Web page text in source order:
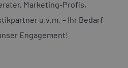
Marketing-Profis,
u.v.m. – Ihr Bedarf
Engagement!